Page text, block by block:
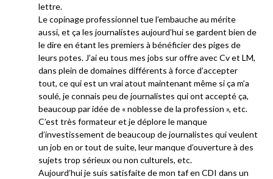
lettre.
Le copinage professionnel tue l’embauche au mérite
aussi, et ça les journalistes aujourd’hui se gardent bien de
le dire en étant les premiers à bénéficier des piges de
leurs potes. J’ai eu tous mes jobs sur offre avec Cv et LM,
dans plein de domaines différents à force d’accepter
tout, ce qui est un vrai atout maintenant même si ça m’a
soulé, je connais peu de journalistes qui ont accepté ça,
beaucoup par idée de « noblesse de la profession », etc.
C’est très formateur et je déplore le manque
d’investissement de beaucoup de journalistes qui veulent
un job en or tout de suite, leur manque d’ouverture à des
sujets trop sérieux ou non culturels, etc.
Aujourd’hui je suis satisfaite de mon taf en CDI dans un